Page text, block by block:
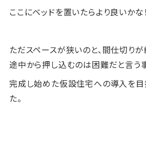
ここにベッドを置いたらより良いかな！
ただスペースが狭いのと、間仕切り
途中から押し込むのは困難だと言う
完成し始めた仮設住宅への導入を目
た。